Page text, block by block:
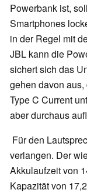
Powerbank ist,
Smartphones
in der Regel mit
JBL kann die
sichert sich das
gehen davon
Type C Current
aber durchaus
Für den
verlangen. Der
Akkulaufzeit von
Kapazität von